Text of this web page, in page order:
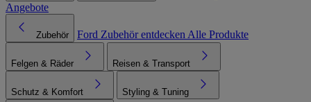
Angebote
Zubehör Ford Zubehör entdecken Alle Produkte
Felgen & Räder Reisen & Transport
Schutz & Komfort Styling & Tuning